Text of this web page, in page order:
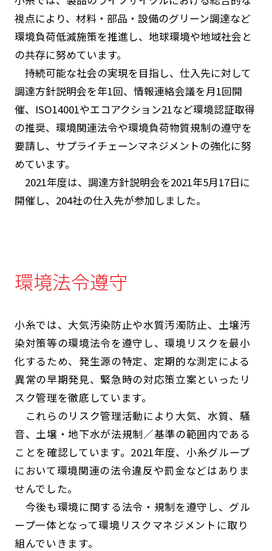
視点により、材料・部品・設備のグリーン調達など
環境負荷低減施策を推進し、地球環境や地域社会と
の共存に努めています。
持続可能な社会の実現を目指し、仕入先に対して
調達方針説明会を年1回、情報連絡会議を月1回開
催、ISO14001やエコアクション21など環境認証取得
の推奨、環境関連法令や環境負荷物質規制の遵守を
要請し、サプライチェーンマネジメントの強化に努
めています。
2021年度は、調達方針説明会を2021年5月17日に
開催し、204社の仕入先が参加しました。
環境法令遵守
小糸では、大気汚染防止や水質汚濁防止、土壌汚
染対策等の環境法令を遵守し、環境リスクを最小
化するため、発生源の特定、定期的な測定による
異常の早期発見、緊急時の対応策立案といったリ
スク管理を徹底しています。
これらのリスク管理活動により大気、水質、騒
音、土壌・地下水が法規制／基準の範囲内である
ことを確認しています。2021年度、小糸グループ
において環境関連の法令違反や罰金などはありま
せんでした。
今後も環境に関する法令・規制を遵守し、グル
ープ一体となって環境リスクマネジメントに取り
組んでいきます。